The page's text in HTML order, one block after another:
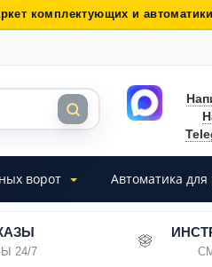
комплектующих и
ворот Автоматика
24/7